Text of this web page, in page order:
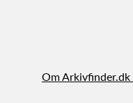
Om Arkivfinder.dk